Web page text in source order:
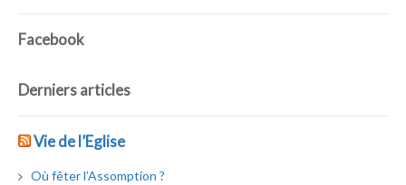
Facebook
Derniers articles
Vie de l’Eglise
Où fêter l’Assomption ?